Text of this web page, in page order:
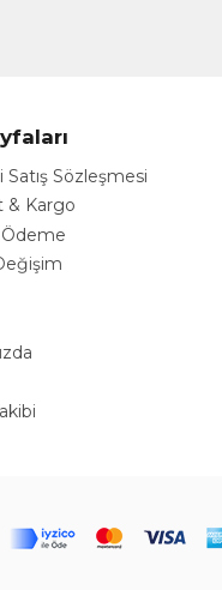
Satış Sözleşmesi
& Kargo